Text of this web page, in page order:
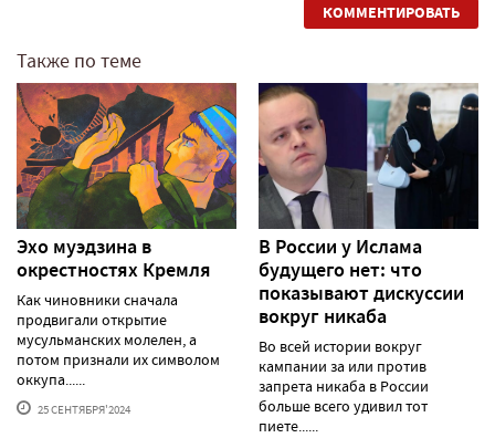
КОММЕНТИРОВАТЬ
Также по теме
Эхо муэдзина в
окрестностях Кремля
Как чиновники сначала
продвигали открытие
мусульманских молелен, а
потом признали их символом
оккупа......
25 СЕНТЯБРЯ'2024
В России у Ислама
будущего нет: что
показывают дискуссии
вокруг никаба
Во всей истории вокруг
кампании за или против
запрета никаба в России
больше всего удивил тот
пиете......